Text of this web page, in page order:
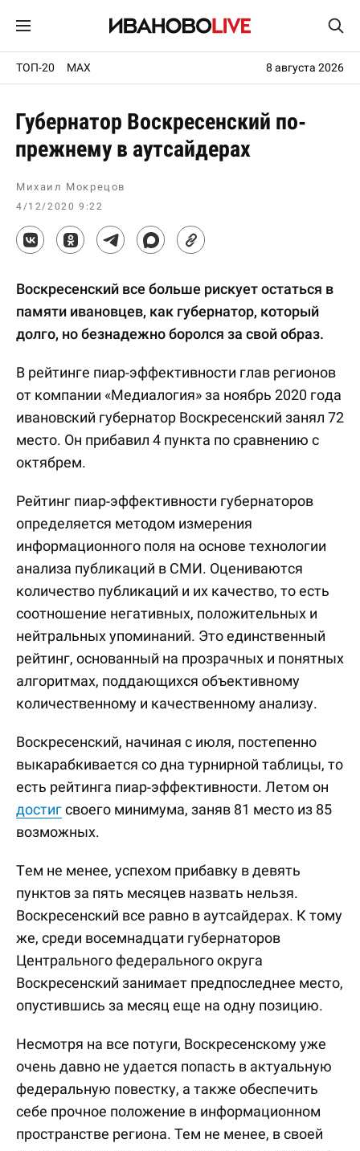
ТОП-20 MAX 8 августа 2026
Губернатор Воскресенский по-
прежнему в аутсайдерах
Михаил Мокрецов
4/12/2020 9:22
Воскресенский все больше рискует остаться в
памяти ивановцев, как губернатор, который
долго, но безнадежно боролся за свой образ.
В рейтинге пиар-эффективности глав регионов
от компании «Медиалогия» за ноябрь 2020 года
ивановский губернатор Воскресенский занял 72
место. Он прибавил 4 пункта по сравнению с
октябрем.
Рейтинг пиар-эффективности губернаторов
определяется методом измерения
информационного поля на основе технологии
анализа публикаций в СМИ. Оцениваются
количество публикаций и их качество, то есть
соотношение негативных, положительных и
нейтральных упоминаний. Это единственный
рейтинг, основанный на прозрачных и понятных
алгоритмах, поддающихся объективному
количественному и качественному анализу.
Воскресенский, начиная с июля, постепенно
выкарабкивается со дна турнирной таблицы, то
есть рейтинга пиар-эффективности. Летом он
достигсвоего минимума, заняв 81 место из 85
возможных.
Тем не менее, успехом прибавку в девять
пунктов за пять месяцев назвать нельзя.
Воскресенский все равно в аутсайдерах. К тому
же, среди восемнадцати губернаторов
Центрального федерального округа
Воскресенский занимает предпоследнее место,
опустившись за месяц еще на одну позицию.
Несмотря на все потуги, Воскресенскому уже
очень давно не удается попасть в актуальную
федеральную повестку, а также обеспечить
себе прочное положение в информационном
пространстве региона. Тем не менее, в своей